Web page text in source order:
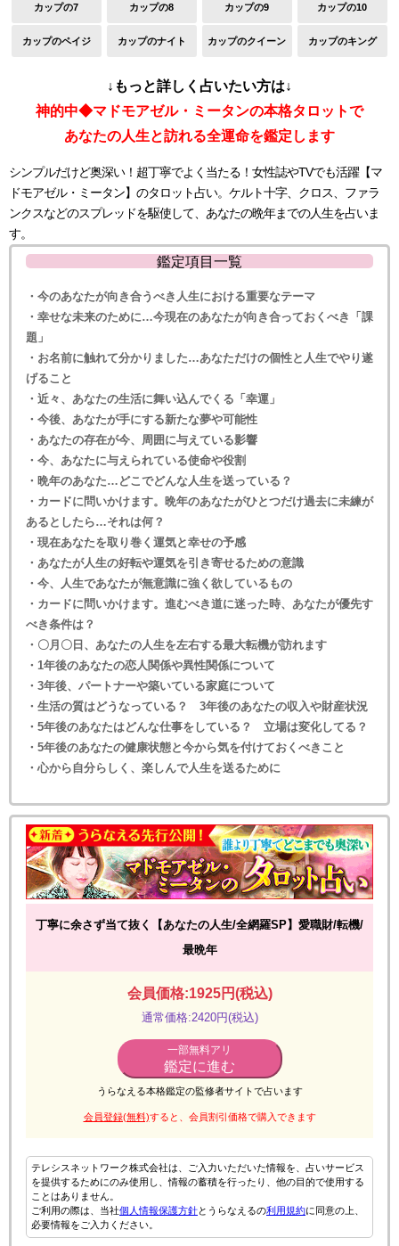
カップの7 カップの8 カップの9 カップの10
カップのペイジ カップのナイト カップのクイーン カップのキング
↓もっと詳しく占いたい方は↓
神的中◆マドモアゼル・ミータンの本格タロットで
あなたの人生と訪れる全運命を鑑定します
シンプルだけど奥深い！超丁寧でよく当たる！女性誌やTVでも活躍【マ
ドモアゼル・ミータン】のタロット占い。ケルト十字、クロス、ファラ
ンクスなどのスプレッドを駆使して、あなたの晩年までの人生を占いま
す。
鑑定項目一覧
・今のあなたが向き合うべき人生における重要なテーマ
・幸せな未来のために…今現在のあなたが向き合っておくべき「課
題」
・お名前に触れて分かりました…あなただけの個性と人生でやり遂
げること
・近々、あなたの生活に舞い込んでくる「幸運」
・今後、あなたが手にする新たな夢や可能性
・あなたの存在が今、周囲に与えている影響
・今、あなたに与えられている使命や役割
・晩年のあなた…どこでどんな人生を送っている？
・カードに問いかけます。晩年のあなたがひとつだけ過去に未練が
あるとしたら…それは何？
・現在あなたを取り巻く運気と幸せの予感
・あなたが人生の好転や運気を引き寄せるための意識
・今、人生であなたが無意識に強く欲しているもの
・カードに問いかけます。進むべき道に迷った時、あなたが優先す
べき条件は？
・〇月〇日、あなたの人生を左右する最大転機が訪れます
・1年後のあなたの恋人関係や異性関係について
・3年後、パートナーや築いている家庭について
・生活の質はどうなっている？ 3年後のあなたの収入や財産状況
・5年後のあなたはどんな仕事をしている？ 立場は変化してる？
・5年後のあなたの健康状態と今から気を付けておくべきこと
・心から自分らしく、楽しんで人生を送るために
丁寧に余さず当て抜く【あなたの人生/全網羅SP】愛職財/転機/
最晩年
会員価格:1925円(税込)
通常価格:2420円(税込)
一部無料アリ
鑑定に進む
うらなえる本格鑑定の監修者サイトで占います
会員登録(無料)すると、会員割引価格で購入できます
テレシスネットワーク株式会社は、ご入力いただいた情報を、占いサービス
を提供するためにのみ使用し、情報の蓄積を行ったり、他の目的で使用する
ことはありません。
ご利用の際は、当社個人情報保護方針とうらなえるの利用規約に同意の上、
必要情報をご入力ください。